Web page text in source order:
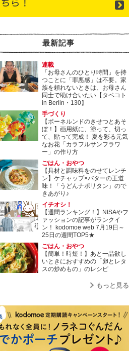
最新記事
連載
「お母さんのひとり時間」を持
つことに「罪悪感」は不要。家
族を頼れないときは、お母さん
同士で助け合いたい【タベコト
in Berlin・130】
手づくり
【ボーネルンドのきせつとあそ
ぼ！】画用紙に、塗って、切っ
て、貼って完成！ 夏を彩る元気
なお花「カラフルサンフラワ
ー」の作り方
ごはん・おやつ
【具材と調味料をのせてレンチ
ン】ケチャップ×バターの王道
味！「うどんナポリタン」ので
きあがり♪
イチオシ！
【週間ランキング！】NISAやフ
ァッションの記事がランクイ
ン！ kodomoe web 7月19日～
25日の週間TOP5★
ごはん・おやつ
【簡単！時短！】あと一品欲し
いときにおすすめの「卵とレタ
スの炒めもの」のレシピ
もっと見る